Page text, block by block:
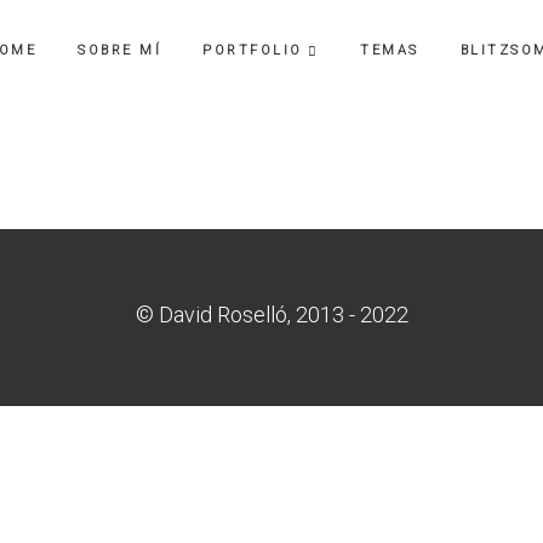
SOBRE MÍ PORTFOLIO TEMAS
© David Roselló, 2013 - 2022